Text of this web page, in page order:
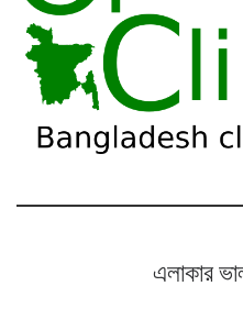
এলাকার